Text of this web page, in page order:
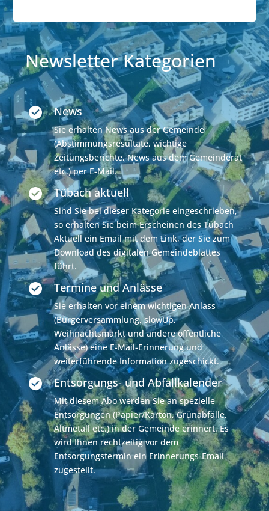
Newsletter Kategorien
News
Sie erhalten News aus der Gemeinde
(Abstimmungsresultate, wichtige
Zeitungsberichte, News aus dem Gemeinderat
etc.) per E-Mail.
Tübach aktuell
Sind Sie bei dieser Kategorie eingeschrieben,
so erhalten Sie beim Erscheinen des Tübach
Aktuell ein Email mit dem Link, der Sie zum
Download des digitalen Gemeindeblattes
führt.
Termine und Anlässe
Sie erhalten vor einem wichtigen Anlass
(Bürgerversammlung, slowUp,
Weihnachtsmarkt und andere öffentliche
Anlässe) eine E-Mail-Erinnerung und
weiterführende Information zugeschickt.
Entsorgungs- und Abfallkalender
Mit diesem Abo werden Sie an spezielle
Entsorgungen (Papier/Karton, Grünabfälle,
Altmetall etc.) in der Gemeinde erinnert. Es
wird Ihnen rechtzeitig vor dem
Entsorgungstermin ein Erinnerungs-Email
zugestellt.